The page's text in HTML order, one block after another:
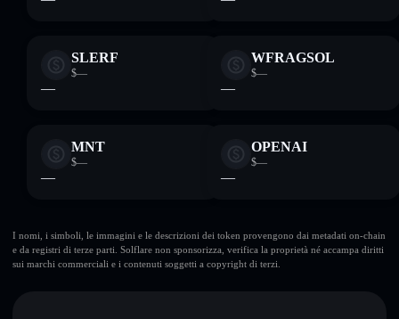
SLERF
$—
—
WFRAGSOL
$—
—
MNT
$—
—
OPENAI
$—
—
I nomi, i simboli, le immagini e le descrizioni dei token provengono dai metadati on-chain
e da registri di terze parti. Solflare non sponsorizza, verifica la proprietà né accampa diritti
sui marchi commerciali e i contenuti soggetti a copyright di terzi.